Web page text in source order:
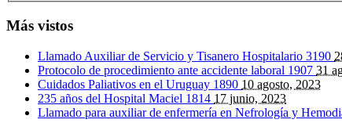
Más vistos
Llamado Auxiliar de Servicio y Tisanero Hospitalario 3190
Protocolo de procedimiento ante accidente laboral 1907 31
Cuidados Paliativos en el Uruguay 1890 10 agosto, 2023
235 años del Hospital Maciel 1814 17 junio, 2023
Llamado para auxiliar de enfermería en Nefrología y